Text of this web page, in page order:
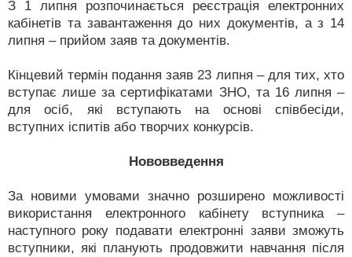
З 1 липня розпочинається реєстрація електронних
кабінетів та завантаження до них документів, а з 14
липня – прийом заяв та документів.
Кінцевий термін подання заяв 23 липня – для тих, хто
вступає лише за сертифікатами ЗНО, та 16 липня –
для осіб, які вступають на основі співбесіди,
вступних іспитів або творчих конкурсів.
Нововведення
За новими умовами значно розширено можливості
використання електронного кабінету вступника –
наступного року подавати електронні заяви зможуть
вступники, які планують продовжити навчання після